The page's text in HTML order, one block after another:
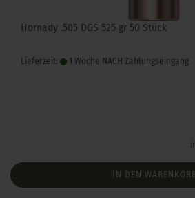
Hornady .505 DGS 525 gr 50 Stück
Lieferzeit: 1 Woche NACH Zahlungseingang
IN DEN